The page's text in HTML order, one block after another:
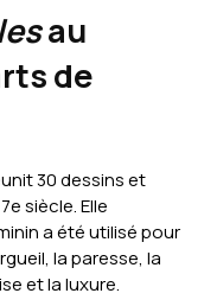
au
de
30 dessins et
siècle. Elle
a été utilisé pour
la paresse, la
et la luxure.